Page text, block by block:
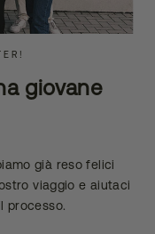
giovane
già reso felici
viaggio e aiutaci
processo.